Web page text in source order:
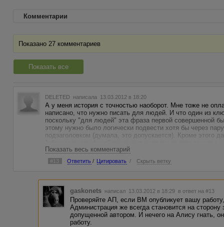
Комментарии
Показано 27 комментариев
Показать все
DELETED написала 13.03.2012 в 18:20
А у меня история с точностью наоборот. Мне тоже не
написано, что нужно писать для людей. И что один из
поскольку "для людей" эта фраза первой совершенной
этому нужно было логически подвести хотя бы через
подзаголовком (думала, это допускается). Кроме этого
введен неправильно. Но... как по мне ВМ, как минимум,
не платить (иначе, что тогда возвращают на
совсем не работа?! Посмотрела в статистику
введен неправильно, то ВМ прав. Вот и все.
поздно статья где-то всплывет (сразу после отказа мне
Вот такая история. Неприятно.
Показать весь комментарий
#13 Ответить / Цитировать / Скрыть ветку
gaskonets написал 13.03.2012 в 18:29 в ответ на #13
Проверяйте АП, если ВМ опубликует вашу
Администрация же всегда становится на
допущенной автором. И нечего на Алису гнать,
работу.